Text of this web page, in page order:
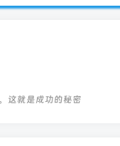
这就是成功的秘密